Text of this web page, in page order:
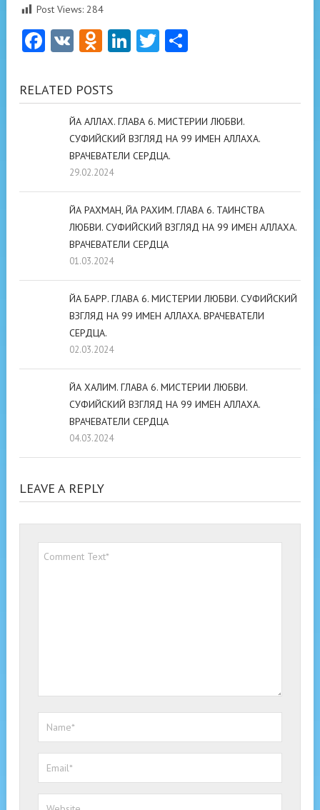
Post Views: 284
Facebook
VK Odnoklassniki
LinkedIn
Twitter
RELATED POSTS
ЙА АЛЛАХ. ГЛАВА 6. МИСТЕРИИ ЛЮБВИ.
СУФИЙСКИЙ ВЗГЛЯД НА 99 ИМЕН АЛЛАХА.
ВРАЧЕВАТЕЛИ СЕРДЦА.
29.02.2024
ЙА РАХМАН, ЙА РАХИМ. ГЛАВА 6. ТАИНСТВА
ЛЮБВИ. СУФИЙСКИЙ ВЗГЛЯД НА 99 ИМЕН АЛЛАХА.
ВРАЧЕВАТЕЛИ СЕРДЦА
01.03.2024
ЙА БАРР. ГЛАВА 6. МИСТЕРИИ ЛЮБВИ. СУФИЙСКИЙ
ВЗГЛЯД НА 99 ИМЕН АЛЛАХА. ВРАЧЕВАТЕЛИ
СЕРДЦА.
02.03.2024
ЙА ХАЛИМ. ГЛАВА 6. МИСТЕРИИ ЛЮБВИ.
СУФИЙСКИЙ ВЗГЛЯД НА 99 ИМЕН АЛЛАХА.
ВРАЧЕВАТЕЛИ СЕРДЦА
04.03.2024
LEAVE A REPLY